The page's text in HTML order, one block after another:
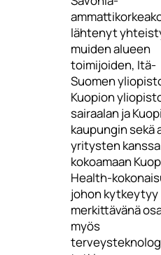
lähtenyt
muiden alueen
toimijoiden, Itä-
Suomen
Kuopion
sairaalan ja
kaupungin sekä
yritysten kanssa
kokoamaan
Health-
johon kytkeytyy
merkittävänä
myös